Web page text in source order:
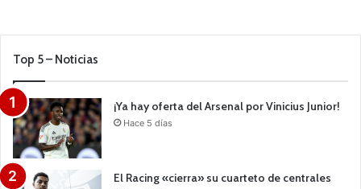
Top 5 – Noticias
¡Ya hay oferta del Arsenal por Vinicius Junior!
Hace 5 días
El Racing «cierra» su cuarteto de centrales